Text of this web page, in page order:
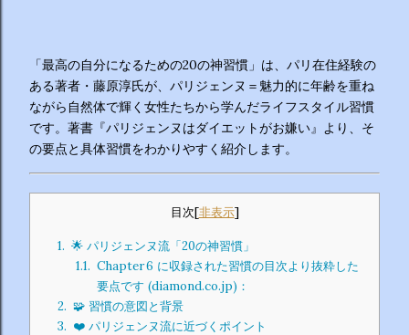
「最高の自分になるための20の神習慣」は、パリ在住経験の
ある著者・藤原淳氏が、パリジェンヌ＝魅力的に年齢を重ね
ながら自然体で輝く女性たちから学んだライフスタイル習慣
です。著書『パリジェンヌはダイエットがお嫌い』より、そ
の要点と具体習慣をわかりやすく紹介します。
目次[非表示]
1. 🌟 パリジェンヌ流「20の神習慣」
1.1. Chapter 6 に収録された習慣の目次より抜粋した
要点です (diamond.co.jp)：
2. 🧩 習慣の意図と背景
3. ❤️ パリジェンヌ流に近づくポイント